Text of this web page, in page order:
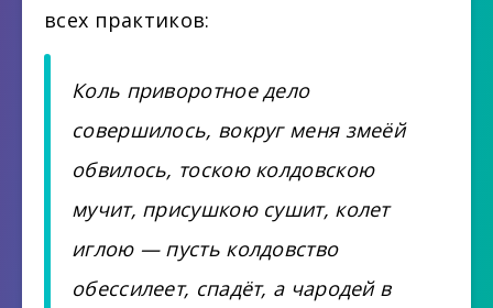
всех практиков:
Коль приворотное дело
совершилось, вокруг меня змеёй
обвилось, тоскою колдовскою
мучит, присушкою сушит, колет
иглою — пусть колдовство
обессилеет, спадёт, а чародей в